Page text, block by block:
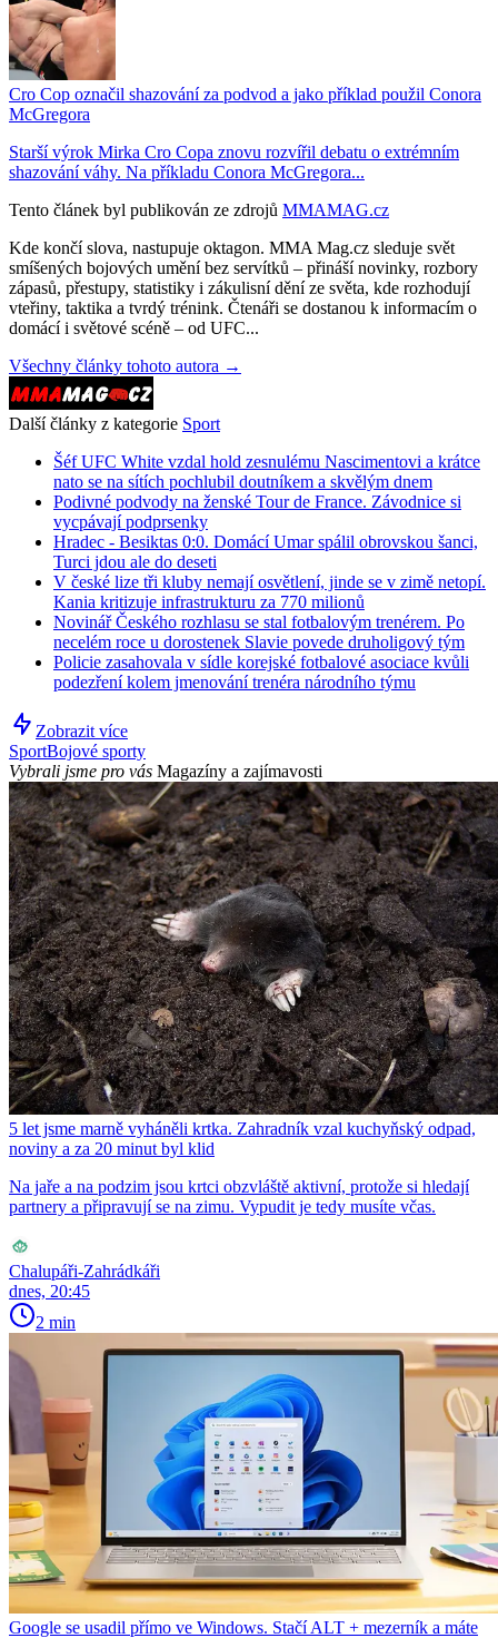
Cro Cop označil shazování za podvod a jako příklad použil Conora
McGregora
Starší výrok Mirka Cro Copa znovu rozvířil debatu o extrémním
shazování váhy. Na příkladu Conora McGregora...
Tento článek byl publikován ze zdrojů MMAMAG.cz
Kde končí slova, nastupuje oktagon. MMA Mag.cz sleduje svět
smíšených bojových umění bez servítků – přináší novinky, rozbory
zápasů, přestupy, statistiky i zákulisní dění ze světa, kde rozhodují
vteřiny, taktika a tvrdý trénink. Čtenáři se dostanou k informacím o
domácí i světové scéně – od UFC...
Všechny články tohoto autora →
Další články z kategorie Sport
Šéf UFC White vzdal hold zesnulému Nascimentovi a krátce
nato se na sítích pochlubil doutníkem a skvělým dnem
Podivné podvody na ženské Tour de France. Závodnice si
vycpávají podprsenky
Hradec - Besiktas 0:0. Domácí Umar spálil obrovskou šanci,
Turci jdou ale do deseti
V české lize tři kluby nemají osvětlení, jinde se v zimě netopí.
Kania kritizuje infrastrukturu za 770 milionů
Novinář Českého rozhlasu se stal fotbalovým trenérem. Po
necelém roce u dorostenek Slavie povede druholigový tým
Policie zasahovala v sídle korejské fotbalové asociace kvůli
podezření kolem jmenování trenéra národního týmu
Zobrazit více
SportBojové sporty
Vybrali jsme pro vás Magazíny a zajímavosti
5 let jsme marně vyháněli krtka. Zahradník vzal kuchyňský odpad,
noviny a za 20 minut byl klid
Na jaře a na podzim jsou krtci obzvláště aktivní, protože si hledají
partnery a připravují se na zimu. Vypudit je tedy musíte včas.
Chalupáři-Zahrádkáři
dnes, 20:45
2 min
Google se usadil přímo ve Windows. Stačí ALT + mezerník a máte